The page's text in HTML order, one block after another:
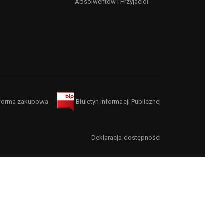
zakupowa Biuletyn Informacji Publicznej
Deklaracja dostępności